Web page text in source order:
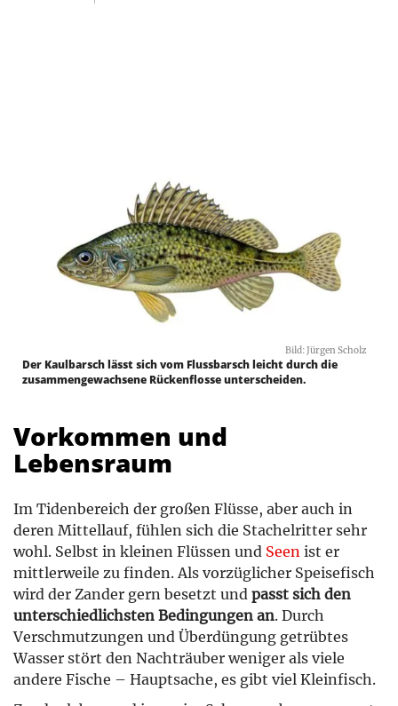
Bild: Jürgen Scholz
Der Kaulbarsch lässt sich vom Flussbarsch leicht durch die
zusammengewachsene Rückenflosse unterscheiden.
Vorkommen und
Lebensraum
Im Tidenbereich der großen Flüsse, aber auch in
deren Mittellauf, fühlen sich die Stachelritter sehr
wohl. Selbst in kleinen Flüssen und Seen ist er
mittlerweile zu finden. Als vorzüglicher Speisefisch
wird der Zander gern besetzt und passt sich den
unterschiedlichsten Bedingungen an. Durch
Verschmutzungen und Überdüngung getrübtes
Wasser stört den Nachträuber weniger als viele
andere Fische – Hauptsache, es gibt viel Kleinfisch.